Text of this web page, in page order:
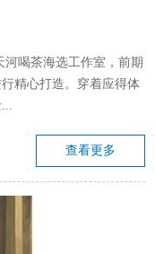
喝茶海选工作室，前期
精心打造。穿着应得体
查看更多